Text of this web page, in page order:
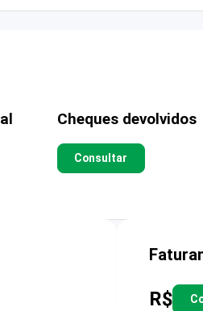
Cheques devolvidos
Consultar
R$